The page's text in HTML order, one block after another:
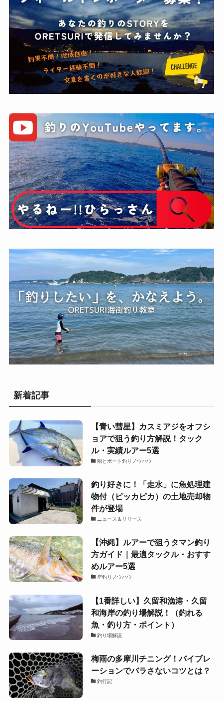
新着記事
【青い彗星】カスミアジをオフシ
ョアで狙う釣り方解説！タック
ル・実績ルアー5選
船とボート釣りノウハウ
釣り好きに！「走水」に魚処理建
物付（ピッカピカ）の土地売却物
件が登場
ニュース＆リリース
【沖縄】ルアーで狙うタマン釣り
方ガイド｜最適タックル・おすす
めルアー5選
岸釣りノウハウ
【1番詳しい】久留和漁港・久留
和海岸の釣り場解説！（釣れる
魚・釣り方・ポイント）
釣り場解説
梅雨の多摩川チニング！バイブレ
ーションでバラさないコツとは？
釣行記